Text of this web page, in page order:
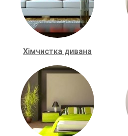
Хімчистка дивана